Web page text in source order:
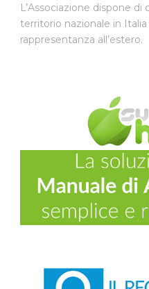
L’Associazione dispone di
territorio nazionale in
rappresentanza all’estero.